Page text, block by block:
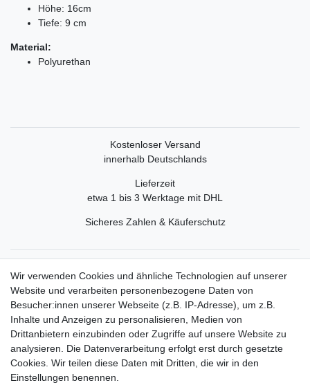
Höhe: 16cm
Tiefe: 9 cm
Material:
Polyurethan
Kostenloser Versand
innerhalb Deutschlands
Lieferzeit
etwa 1 bis 3 Werktage mit DHL
Sicheres Zahlen & Käuferschutz
Rechtliche Informationen
Widerrufsrecht
Widerrufsformular
Datenschutzerklärung
Wir verwenden Cookies und ähnliche Technologien auf unserer
Website und verarbeiten personenbezogene Daten von
Besucher:innen unserer Webseite (z.B. IP-Adresse), um z.B.
Inhalte und Anzeigen zu personalisieren, Medien von
Drittanbietern einzubinden oder Zugriffe auf unsere Website zu
analysieren. Die Datenverarbeitung erfolgt erst durch gesetzte
Cookies. Wir teilen diese Daten mit Dritten, die wir in den
Einstellungen benennen.